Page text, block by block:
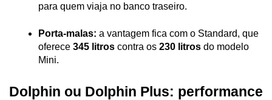
para quem viaja no banco traseiro.
Porta-malas: a vantagem fica com o Standard, que
oferece 345 litros contra os 230 litros do modelo
Mini.
Dolphin ou Dolphin Plus: performance